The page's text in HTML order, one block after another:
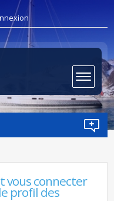
vous connecter
profil des